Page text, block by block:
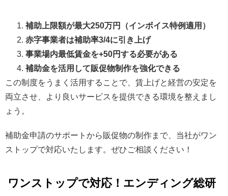
補助上限額が最大250万円（インボイス特例適用）
赤字事業者は補助率3/4に引き上げ
事業場内最低賃金を+50円する必要がある
補助金を活用して販促物制作を強化できる
この制度をうまく活用することで、賃上げと経営の安定を
両立させ、より良いサービスを提供できる環境を整えまし
ょう。
補助金申請のサポートから販促物の制作まで、当社がワン
ストップで対応いたします。ぜひご相談ください！
ワンストップで対応！エンディング総研